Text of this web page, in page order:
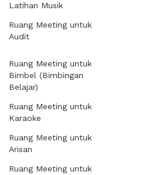
Latihan Musik
Ruang Meeting untuk
Audit
Ruang Meeting untuk
Bimbel (Bimbingan
Belajar)
Ruang Meeting untuk
Karaoke
Ruang Meeting untuk
Arisan
Ruang Meeting untuk